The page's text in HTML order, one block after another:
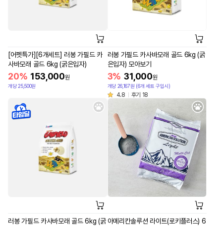
[어펫특가][6개세트] 러봉 가필드 카
사바모래 골드 6kg (굵은입자)
20% 153,000원
개당 25,500원
러봉 가필드 카사바모래 골드 6kg (굵
은입자) 모아보기
3% 31,000원
개당 26,167원 (6개 세트 구입시)
4.8 후기 18
러봉 가필드 카사바모래 골드 6kg (굵 아메리칸솔루션 라이트(로키플러스) 6